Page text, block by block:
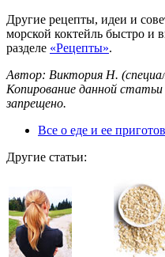
Другие рецепты, идеи и
морской коктейль быстро и
разделе «Рецепты».
Автор: Виктория Н.
Копирование данной
запрещено.
Все о еде и ее
Другие статьи: